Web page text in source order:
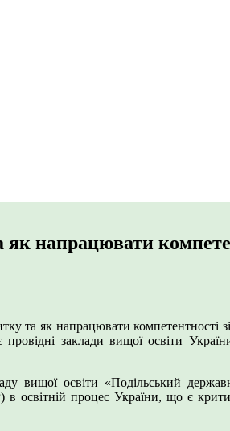
напрацювати
та як напрацювати
заклади вищої освіти
вищої освіти «Подільський
освітній процес України, що є